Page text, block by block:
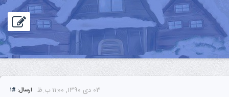
ارسال: #۱ ۰۳ دى ۱۳۹۰, ۱۱:۰۰ ب.ظ